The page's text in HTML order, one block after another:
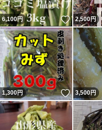
6,100円 いいね！
2,500円
1,300円 いいね！
3,500円